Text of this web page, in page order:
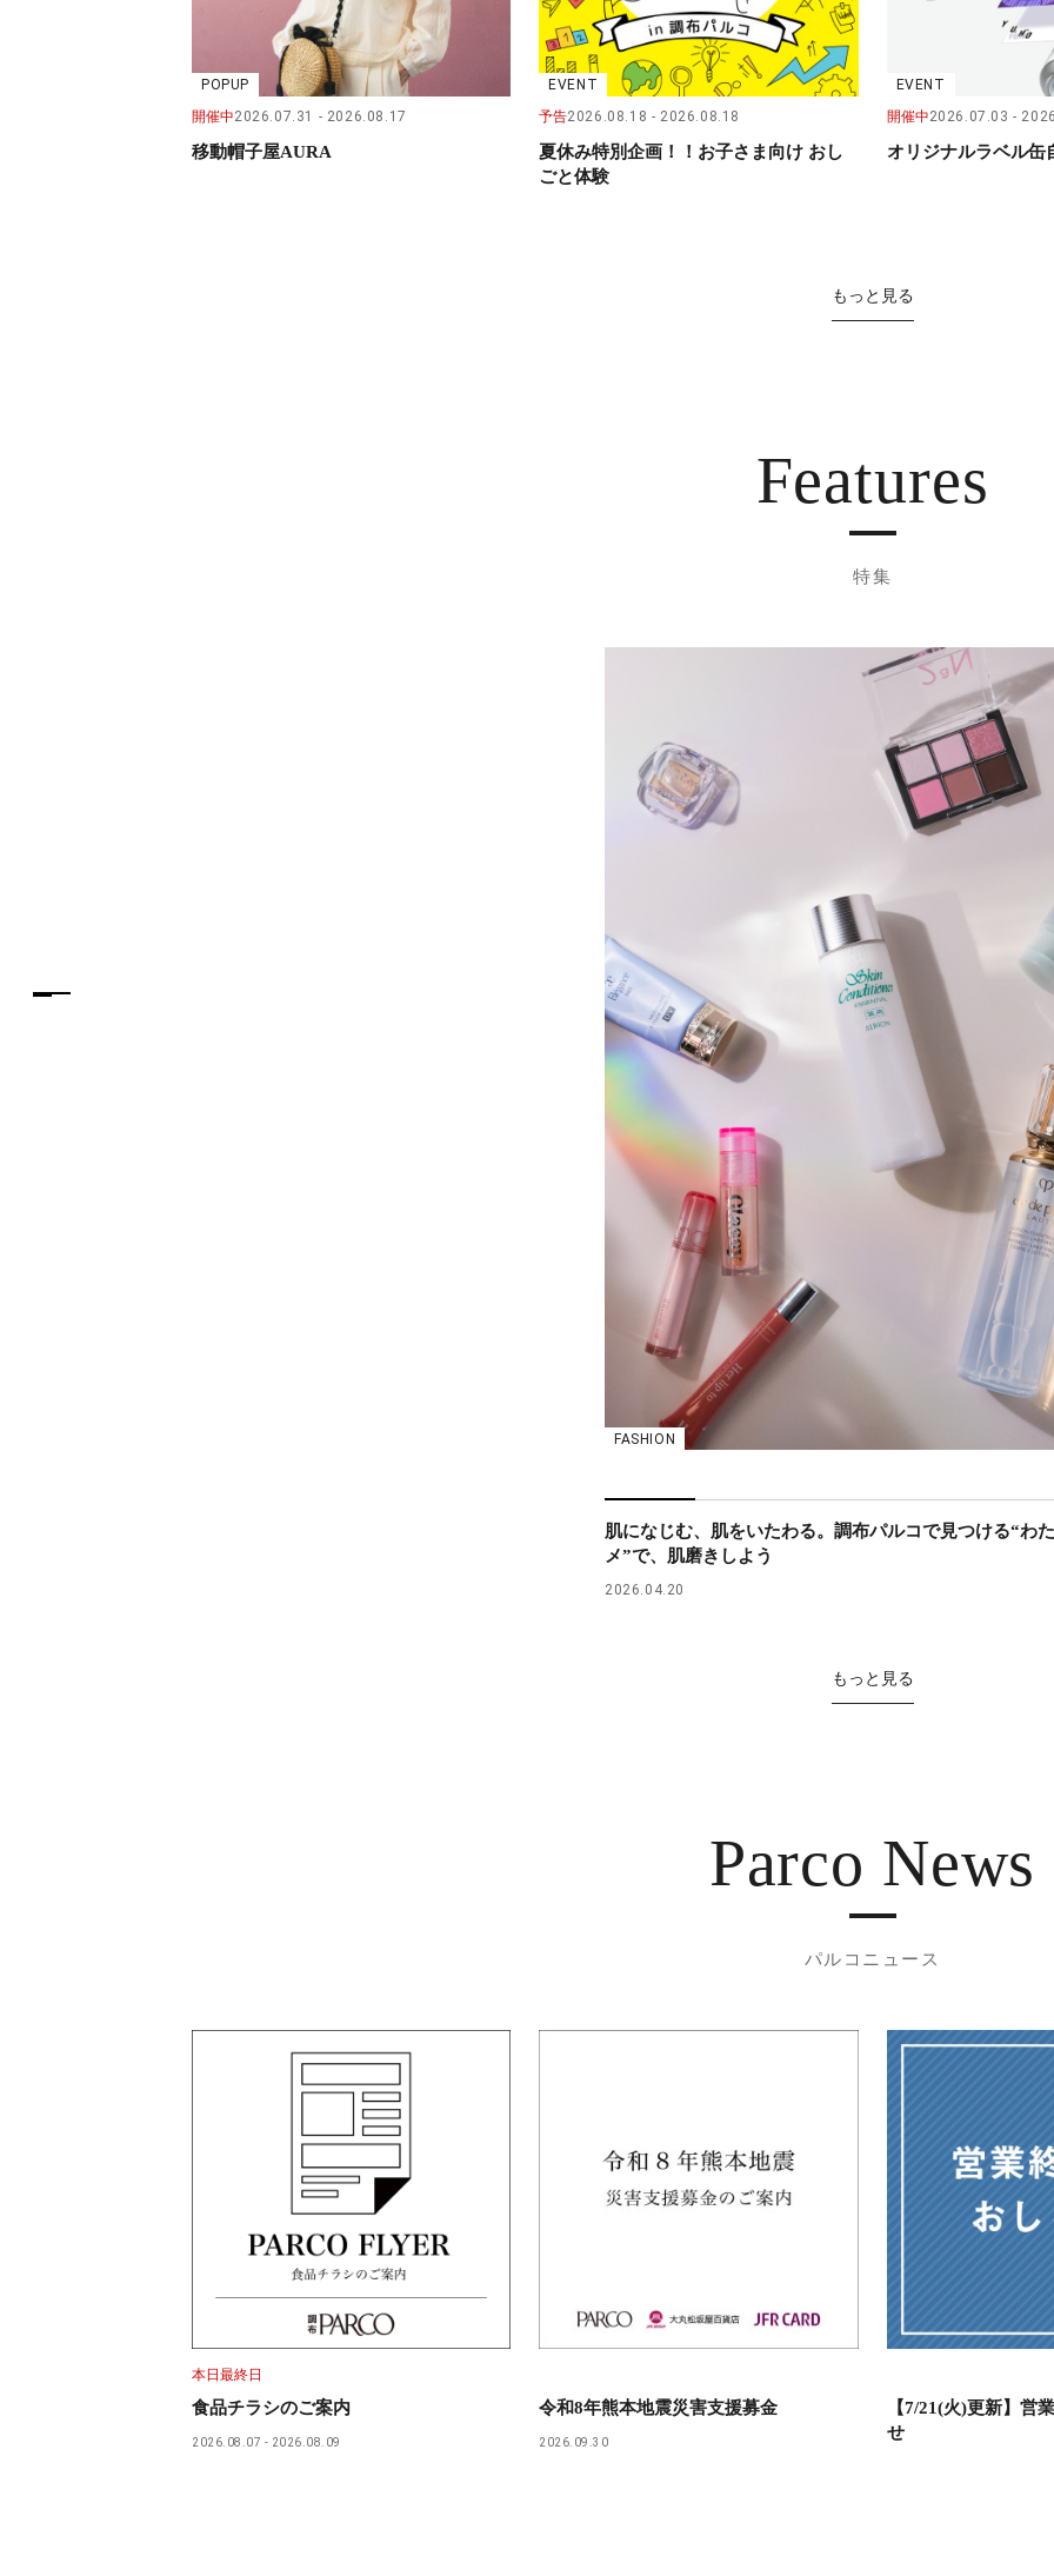
POPUP
開催中2026.07.31 2026.08.17
移動帽子屋AURA
EVENT
予告2026.08.18 2026.08.18
夏休み特別企画！！お子さま向け おし
ごと体験
EVENT
開催中2026.07.03
オリジナルラベル缶
もっと見る
Features
特集
FASHION
肌になじむ、肌をいたわる。調布パルコで見つける“わ
メ”で、肌磨きしよう
2026.04.20
もっと見る
Parco News
パルコニュース
本日最終日
食品チラシのご案内
2026.08.07 2026.08.09
令和8年熊本地震災害支援募金
2026.09.30
【7/21(火)更新】営
せ